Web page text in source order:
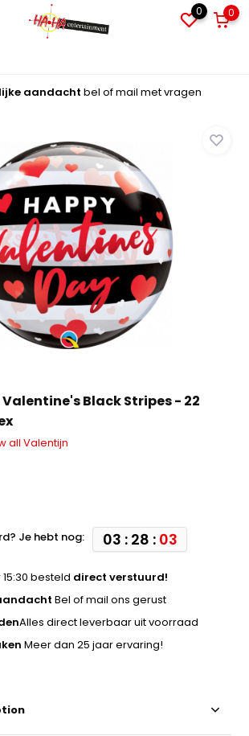
0 0
aandacht bel of mail met vragen
Valentine's Black Stripes - 22
all Valentijn
Je hebt nog: 03 : 28 : 03
besteld direct verstuurd!
Bel of mail ons gerust
Alles direct leverbaar uit voorraad
Meer dan 25 jaar ervaring!